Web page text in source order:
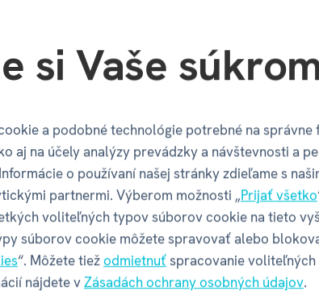
odtlačku.
na stenu .
Balenie
Hĺbka balenia
Výška balenia
Váha balenia
si Vaše
a podobné technológie potrebné na správne
aj na účely analýzy prevádzky a návštevnosti a
o používaní našej stránky zdieľame s
partnermi. Výberom možnosti „Prijať všetko
voliteľných typov súborov cookie na tieto
súborov cookie môžete spravovať alebo
“. Môžete tiežodmietnuťspracovanie
nájdete vZásadách ochrany osobných údajov.